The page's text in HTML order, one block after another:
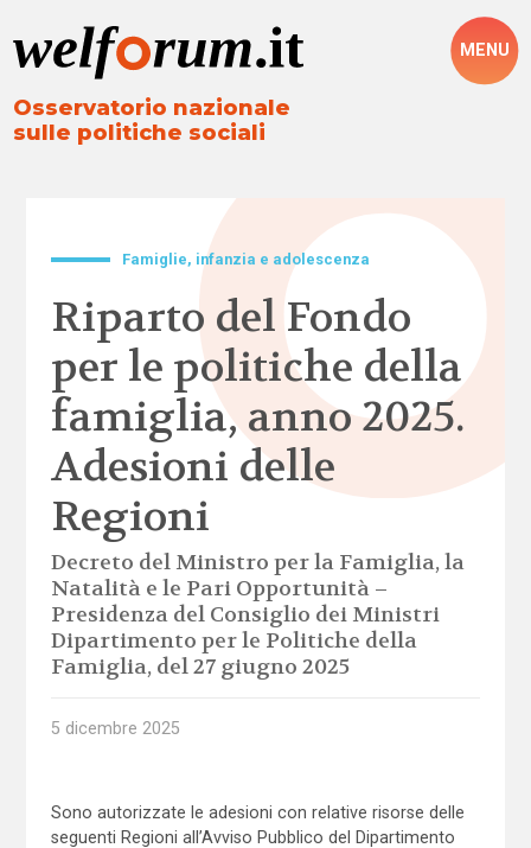
Osservatorio nazionale
sulle politiche sociali
MENU
Famiglie, infanzia e adolescenza
Riparto del Fondo
per le politiche della
famiglia, anno 2025.
Adesioni delle
Regioni
Decreto del Ministro per la Famiglia, la
Natalità e le Pari Opportunità –
Presidenza del Consiglio dei Ministri
Dipartimento per le Politiche della
Famiglia, del 27 giugno 2025
5 dicembre 2025
Sono autorizzate le adesioni con relative risorse delle
seguenti Regioni all’Avviso Pubblico del Dipartimento